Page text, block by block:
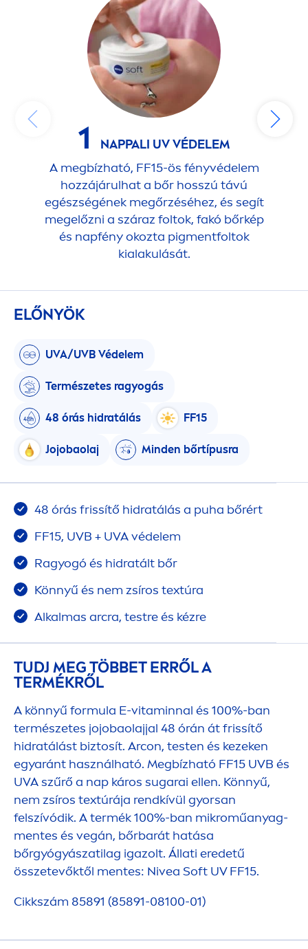
1
NAPPALI UV VÉDELEM
A megbízható, FF15-ös fényvédelem
hozzájárulhat a bőr hosszú távú
egészségének megőrzéséhez, és segít
megelőzni a száraz foltok, fakó bőrkép
és napfény okozta pigmentfoltok
kialakulását.
ELŐNYÖK
UVA/UVB Védelem
Természetes ragyogás
48 órás hidratálás FF15
Jojobaolaj Minden bőrtípusra
48 órás frissítő hidratálás a puha bőrért
FF15, UVB + UVA védelem
Ragyogó és hidratált bőr
Könnyű és nem zsíros textúra
Alkalmas arcra, testre és kézre
TUDJ MEG TÖBBET ERRŐL A
TERMÉKRŐL
A könnyű formula E-vitaminnal és 100%-ban
természetes jojobaolajjal 48 órán át frissítő
hidratálást biztosít. Arcon, testen és kezeken
egyaránt használható. Megbízható FF15 UVB és
UVA szűrő a nap káros sugarai ellen. Könnyű,
nem zsíros textúrája rendkívül gyorsan
felszívódik. A termék 100%-ban mikroműanyag-
mentes és vegán, bőrbarát hatása
bőrgyógyászatilag igazolt. Állati eredetű
összetevőktől mentes: Nivea Soft UV FF15.
Cikkszám 85891 (85891-08100-01)